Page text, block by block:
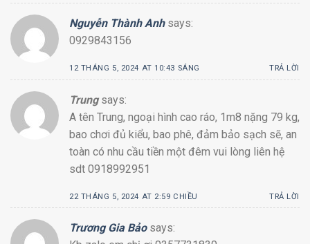
Nguyễn Thành Anh says:
0929843156
12 THÁNG 5, 2024 AT 10:43 SÁNG TRẢ LỜI
Trung says:
A tên Trung, ngoại hình cao ráo, 1m8 nặng 79 kg,
bao chơi đủ kiểu, bao phê, đảm bảo sạch sẽ, an
toàn có nhu cầu tiền một đêm vui lòng liên hệ
sdt 0918992951
22 THÁNG 5, 2024 AT 2:59 CHIỀU TRẢ LỜI
Trương Gia Bảo says: